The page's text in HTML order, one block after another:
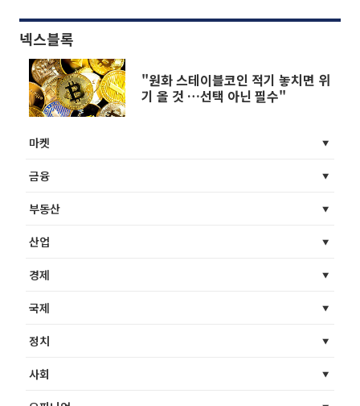
넥스블록
"원화 스테이블코인 적기 놓치면 위
기 올 것 …선택 아닌 필수"
마켓
금융
부동산
산업
경제
국제
정치
사회